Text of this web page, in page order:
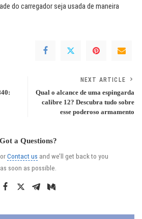
do carregador seja usada de maneira
NEXT ARTICLE
Qual o alcance de uma espingarda
calibre 12? Descubra tudo sobre
esse poderoso armamento
Got a Questions?
Contact us and we’ll get back to you
as soon as possible.